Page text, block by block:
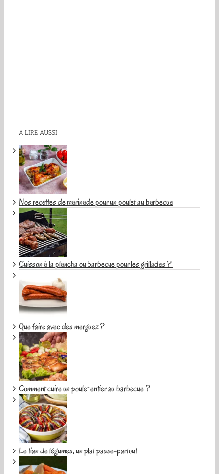
A LIRE AUSSI
Nos recettes de marinade pour un poulet au barbecue
Cuisson à la plancha ou barbecue pour les grillades ?
Que faire avec des merguez ?
Comment cuire un poulet entier au barbecue ?
Le tian de légumes, un plat passe-partout